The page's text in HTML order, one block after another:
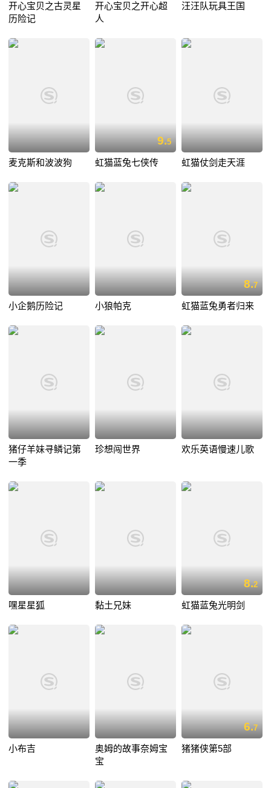
开心宝贝之古灵星
历险记
开心宝贝之开心超
人
汪汪队玩具王国
麦克斯和波波狗
9.5
虹猫蓝兔七侠传 虹猫仗剑走天涯
小企鹅历险记 小狼帕克
8.7
虹猫蓝兔勇者归来
猪仔羊妹寻鳞记第
一季
珍想闯世界 欢乐英语慢速儿歌
嘿星星狐 黏土兄妹
8.2
虹猫蓝兔光明剑
小布吉
奥姆的故事奈姆宝
宝
6.7
猪猪侠第5部